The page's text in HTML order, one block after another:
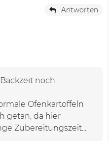
Antworten
noch
Ofenkartoffeln
getan, da hier
Zubereitungszeit...